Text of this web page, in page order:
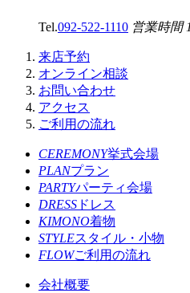
Tel.092-522-1110 営業時間
来店予約
オンライン相談
お問い合わせ
アクセス
ご利用の流れ
CEREMONY挙式会場
PLANプラン
PARTYパーティ会場
DRESS ドレス
KIMONO着物
STYLEスタイル・小物
FLOWご利用の流れ
会社概要